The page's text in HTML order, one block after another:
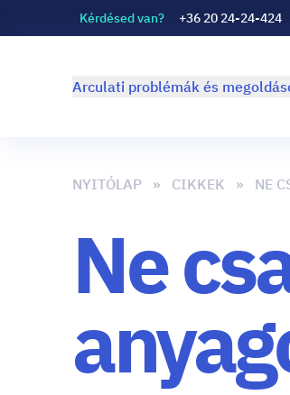
Kérdésed van? +36 20 24-24-424
Arculati problémák és
NYITÓLAP CIKKEK NE
Ne